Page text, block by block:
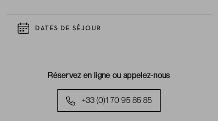
DATES DE SÉJOUR
Réservez en ligne ou appelez-nous
+33 (0)1 70 95 85 85